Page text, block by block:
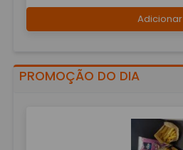
Adicionar
PROMOÇÃO DO DIA